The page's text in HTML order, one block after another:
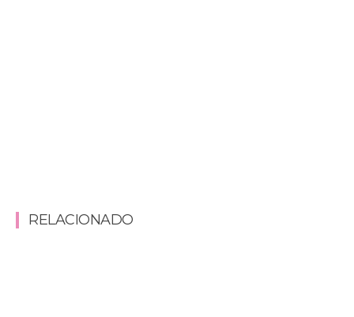
RELACIONADO